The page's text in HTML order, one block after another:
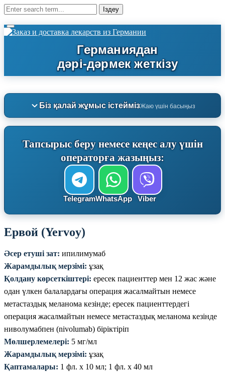
Біз қалай жұмыс істеймізЖаю үшін басыңыз
Тапсырыс беру немесе кеңес алу үшін
операторға жазыңыз:
TelegramWhatsApp Viber
Ервой (Yervoy)
Әсер етуші зат: ипилимумаб
Жарамдылық мерзімі: ұзақ
Қолдану көрсеткіштері: ересек пациенттер мен 12 жас және
одан үлкен балалардағы операция жасалмайтын немесе
метастаздық меланома кезінде; ересек пациенттердегі
операция жасалмайтын немесе метастаздық меланома кезінде
ниволумабпен (nivolumab) біріктіріп
Мөлшерлемелері: 5 мг/мл
Жарамдылық мерзімі: ұзақ
Қаптамалары: 1 фл. х 10 мл; 1 фл. х 40 мл